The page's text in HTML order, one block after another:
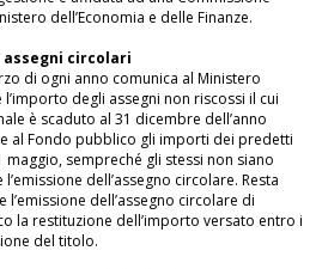
dell’Economia e delle Finanze.
circolari
di ogni anno comunica al Ministero
l’importo degli assegni non riscossi il cui
è scaduto al 31 dicembre dell’anno
al Fondo pubblico gli importi dei predetti
maggio, sempreché gli stessi non siano
dell’assegno circolare. Resta
dell’assegno circolare di
la restituzione dell’importo versato entro i
del titolo.